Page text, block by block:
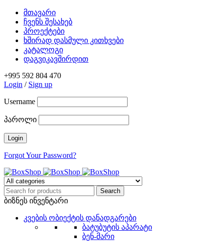
მთავარი
ჩვენს შესახებ
პროექტები
ხშირად დასმული კითხვები
კატალოგი
დაგვიკავშირდით
+995 592 804 470
Login / Sign up
Username
პაროლი
Forgot Your Password?
ბიზნეს ინვენტარი
კვების ობიექტის დანადგარები
ბატუბუტის აპარატი
ბენ-მარი